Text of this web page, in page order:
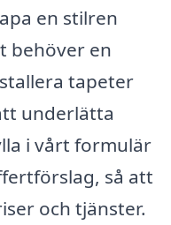
en stilren
behöver en
tapeter
underlätta
i vårt formulär
så att
och tjänster.